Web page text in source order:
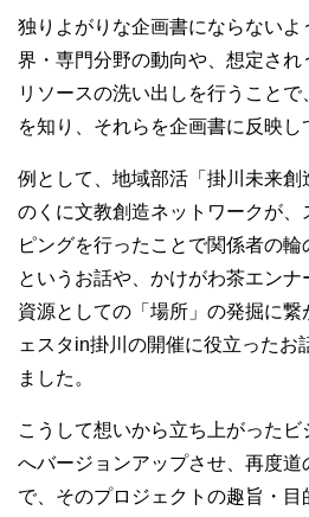
独りよがりな企画書にならないよ
界・専門分野の動向や、想定され
リソースの洗い出しを行うこと
を知り、それらを企画書に反映し
例として、地域部活「掛川未来創
のくに文教創造ネットワークが、
ピングを行ったことで関係者の
というお話や、かけがわ茶エン
資源としての「場所」の発掘に
ェスタin掛川の開催に役立ったお
ました。
こうして想いから立ち上がった
へバージョンアップさせ、再度道
で、そのプロジェクトの趣旨・